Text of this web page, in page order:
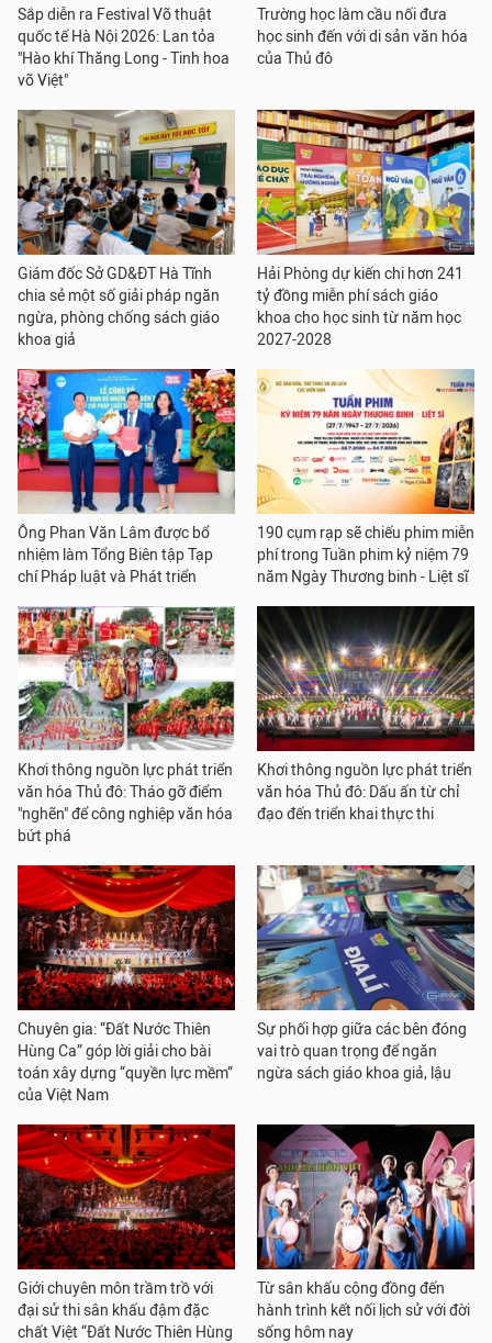
Sắp diễn ra Festival Võ thuật
quốc tế Hà Nội 2026: Lan tỏa
"Hào khí Thăng Long - Tinh hoa
võ Việt"
Trường học làm cầu nối đưa
học sinh đến với di sản văn hóa
của Thủ đô
Giám đốc Sở GD&ĐT Hà Tĩnh
chia sẻ một số giải pháp ngăn
ngừa, phòng chống sách giáo
khoa giả
Hải Phòng dự kiến chi hơn 241
tỷ đồng miễn phí sách giáo
khoa cho học sinh từ năm học
2027-2028
Ông Phan Văn Lâm được bổ
nhiệm làm Tổng Biên tập Tạp
chí Pháp luật và Phát triển
190 cụm rạp sẽ chiếu phim miễn
phí trong Tuần phim kỷ niệm 79
năm Ngày Thương binh - Liệt sĩ
Khơi thông nguồn lực phát triển
văn hóa Thủ đô: Tháo gỡ điểm
"nghẽn" để công nghiệp văn hóa
bứt phá
Khơi thông nguồn lực phát triển
văn hóa Thủ đô: Dấu ấn từ chỉ
đạo đến triển khai thực thi
Chuyên gia: “Đất Nước Thiên
Hùng Ca” góp lời giải cho bài
toán xây dựng “quyền lực mềm”
của Việt Nam
Sự phối hợp giữa các bên đóng
vai trò quan trọng để ngăn
ngừa sách giáo khoa giả, lậu
Giới chuyên môn trầm trồ với
đại sử thi sân khấu đậm đặc
chất Việt “Đất Nước Thiên Hùng
Từ sân khấu cộng đồng đến
hành trình kết nối lịch sử với đời
sống hôm nay